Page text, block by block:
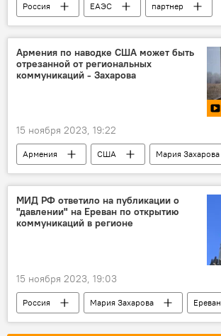
Россия ЕАЭС
партнер
создание
Союз армян России
Экономика
Политика
Армения по наводке США может быть
отрезанной от региональных
коммуникаций - Захарова
15 ноября 2023, 19:22
Армения США
Мария Захарова
Россия
МИД РФ ответило на публикации о
"давлении" на Ереван по открытию
коммуникаций в регионе
15 ноября 2023, 19:03
Россия Мария Захарова
Ереван
регион
Политика